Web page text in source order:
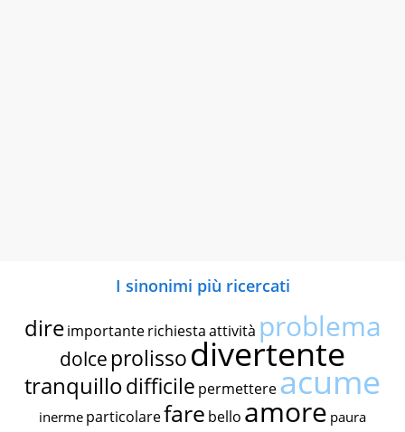
I sinonimi più ricercati
dire importante richiestaattività problema
dolce prolissodivertente
tranquillodifficile permettereacume
inerme particolarefare bello amore paura